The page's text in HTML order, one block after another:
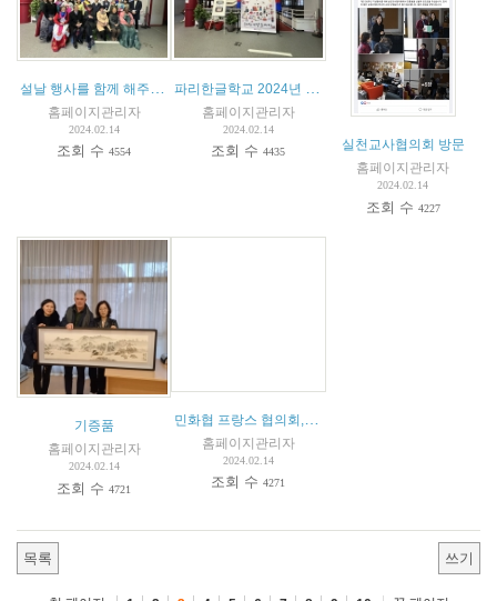
홈페이지관리자
2024.02.14
조회 수4554
홈페이지관리자
2024.02.14
조회 수4435
실천교사협의회 방문
홈페이지관리자
2024.02.14
조회 수 4227
기증품
홈페이지관리자
2024.02.14
조회 수4721
홈페이지관리자
2024.02.14
조회 수4271
목록 쓰기